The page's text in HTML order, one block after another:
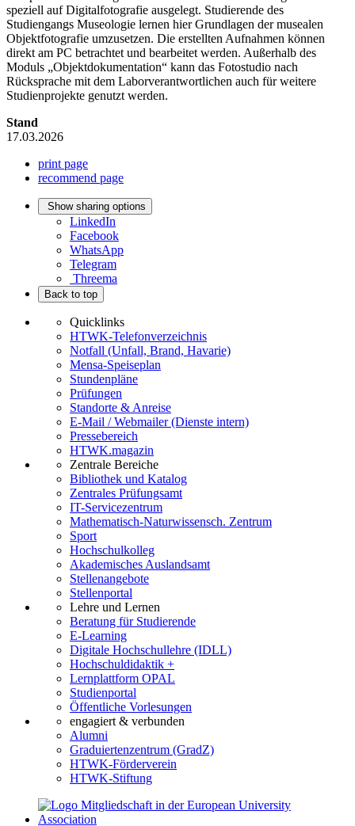
speziell auf Digitalfotografie ausgelegt. Studierende des
Studiengangs Museologie lernen hier Grundlagen der musealen
Objektfotografie umzusetzen. Die erstellten Aufnahmen können
direkt am PC betrachtet und bearbeitet werden. Außerhalb des
Moduls „Objektdokumentation“ kann das Fotostudio nach
Rücksprache mit dem Laborverantwortlichen auch für weitere
Studienprojekte genutzt werden.
Stand
17.03.2026
print page
recommend page
Show sharing options
LinkedIn
Facebook
WhatsApp
Telegram
Threema
Back to top
Quicklinks
HTWK-Telefonverzeichnis
Notfall (Unfall, Brand, Havarie)
Mensa-Speiseplan
Stundenpläne
Prüfungen
Standorte & Anreise
E-Mail / Webmailer (Dienste intern)
Pressebereich
HTWK.magazin
Zentrale Bereiche
Bibliothek und Katalog
Zentrales Prüfungsamt
IT-Servicezentrum
Mathematisch-Naturwissensch. Zentrum
Sport
Hochschulkolleg
Akademisches Auslandsamt
Stellenangebote
Stellenportal
Lehre und Lernen
Beratung für Studierende
E-Learning
Digitale Hochschullehre (IDLL)
Hochschuldidaktik +
Lernplattform OPAL
Studienportal
Öffentliche Vorlesungen
engagiert & verbunden
Alumni
Graduiertenzentrum (GradZ)
HTWK-Förderverein
HTWK-Stiftung